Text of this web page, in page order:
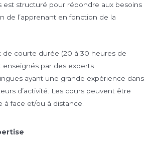
est structuré pour répondre aux besoins
de l’apprenant en fonction de la
de courte durée (20 à 30 heures de
enseignés par des experts
ayant une grande expérience dans
d’activité. Les cours peuvent être
à face et/ou à distance.